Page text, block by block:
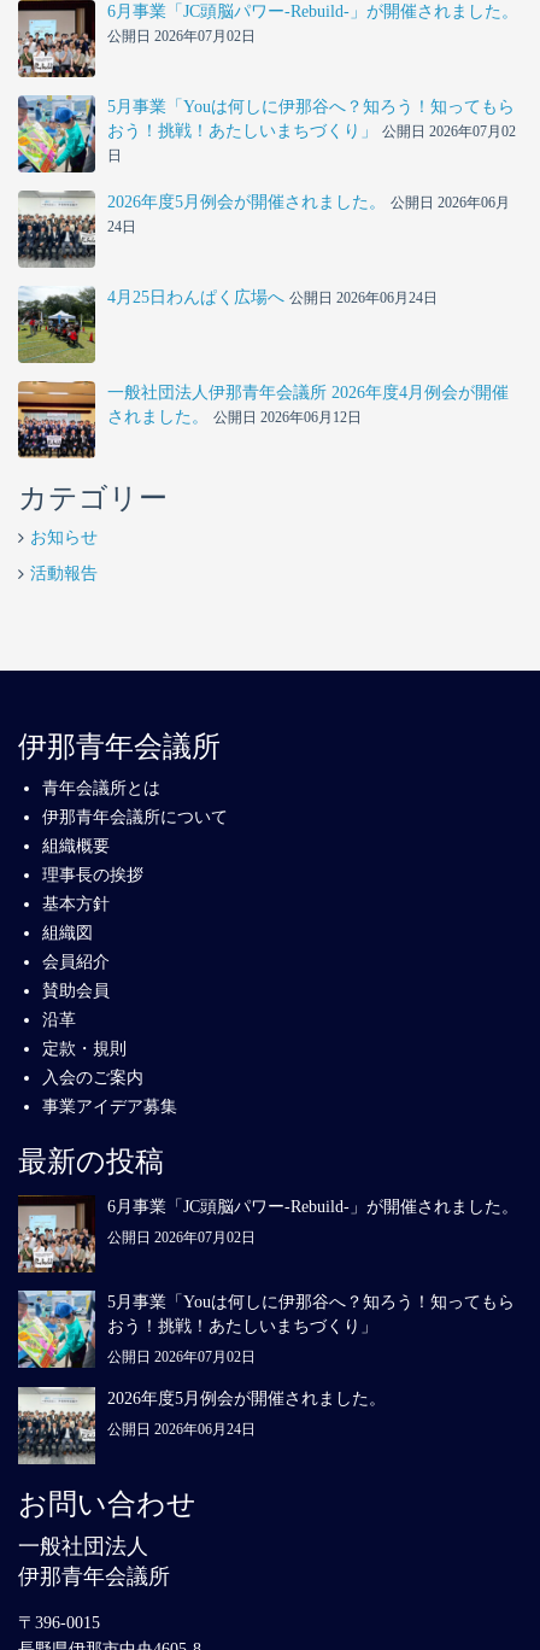
6月事業「JC頭脳パワー-Rebuild-」が開催されました。
公開日 2026年07月02日
5月事業「Youは何しに伊那谷へ？知ろう！知ってもら
おう！挑戦！あたしいまちづくり」
公開日 2026年07月02
日
2026年度5月例会が開催されました。
公開日 2026年06月
24日
4月25日わんぱく広場へ 公開日 2026年06月24日
一般社団法人伊那青年会議所 2026年度4月例会が開催
されました。
公開日 2026年06月12日
カテゴリー
お知らせ
活動報告
伊那青年会議所
青年会議所とは
伊那青年会議所について
組織概要
理事長の挨拶
基本方針
組織図
会員紹介
賛助会員
沿革
定款・規則
入会のご案内
事業アイデア募集
最新の投稿
6月事業「JC頭脳パワー-Rebuild-」が開催されました。
公開日 2026年07月02日
5月事業「Youは何しに伊那谷へ？知ろう！知ってもら
おう！挑戦！あたしいまちづくり」
公開日 2026年07月02日
2026年度5月例会が開催されました。
公開日 2026年06月24日
お問い合わせ
一般社団法人
伊那青年会議所
〒396-0015